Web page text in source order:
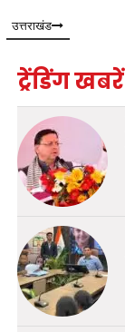
उत्तराखंड
ट्रेंडिंग खबरें